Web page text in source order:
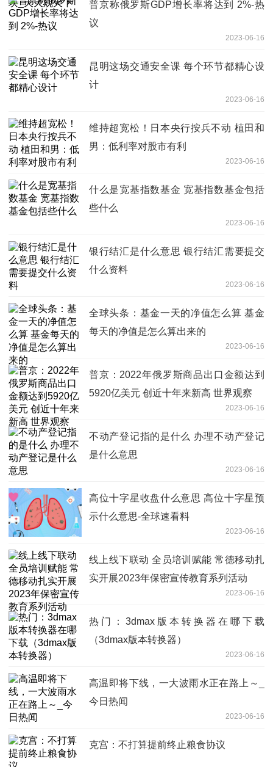
普京称俄罗斯GDP增长率将达到 2%-热
议
2023-06-16
昆明这场交通安全课 每个环节都精心设
计
2023-06-16
维持超宽松！日本央行按兵不动 植田和
男：低利率对股市有利
2023-06-16
什么是宽基指数基金 宽基指数基金包括
些什么
2023-06-16
银行结汇是什么意思 银行结汇需要提交
什么资料
2023-06-16
全球头条：基金一天的净值怎么算 基金
每天的净值是怎么算出来的
2023-06-16
普京：2022年俄罗斯商品出口金额达到
5920亿美元 创近十年来新高 世界观察
2023-06-16
不动产登记指的是什么 办理不动产登记
是什么意思
2023-06-16
高位十字星收盘什么意思 高位十字星预
示什么意思-全球速看料
2023-06-16
线上线下联动 全员培训赋能 常德移动扎
实开展2023年保密宣传教育系列活动
2023-06-16
热门：3dmax版本转换器在哪下载
（3dmax版本转换器）
2023-06-16
高温即将下线，一大波雨水正在路上～_
今日热闻
2023-06-16
克宫：不打算提前终止粮食协议